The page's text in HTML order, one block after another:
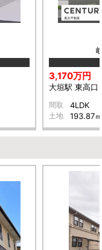
3,170万円
大垣駅 東高口
間取 4LDK
土地 193.87㎡